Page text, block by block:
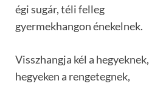
égi sugár, téli felleg
gyermekhangon énekelnek.
Visszhangja kél a hegyeknek,
hegyeken a rengetegnek,